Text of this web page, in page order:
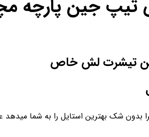
تیپ جین
شک بهترین استایل را به شما